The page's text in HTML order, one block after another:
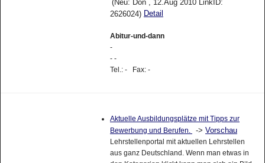
(Neu: Don , 12.Aug 2010 LinkID:
2626024) Detail
Abitur-und-dann
Tel.: - Fax: -
Aktuelle Ausbildungsplätze mit Tipps zur
Bewerbung und Berufen.
-> Vorschau
Lehrstellenportal mit aktuellen Lehrstellen
aus ganz Deutschland. Wenn man etwas in